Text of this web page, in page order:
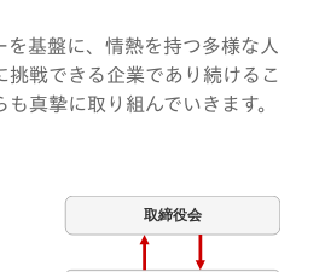
を基盤に、情熱を持つ多様な人
挑戦できる企業であり続けるこ
真摯に取り組んでいきます。